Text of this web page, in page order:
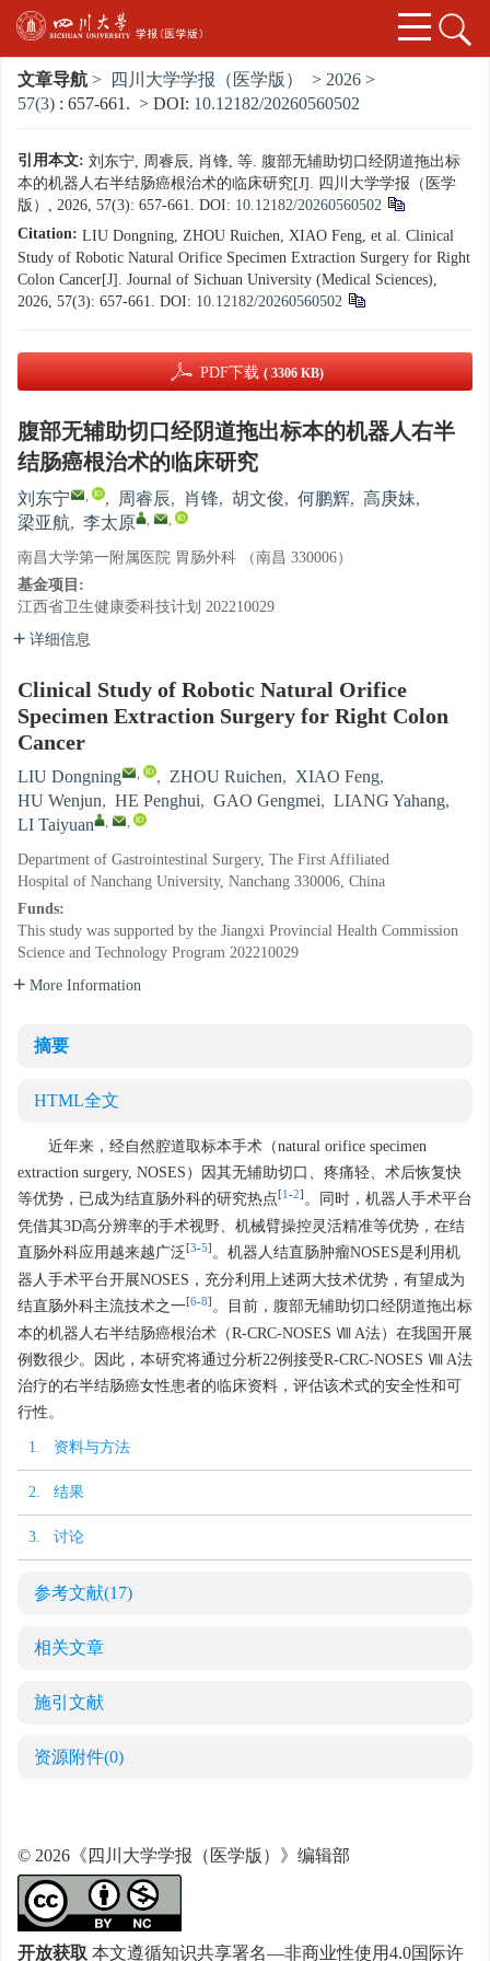
文章导航 > 四川大学学报（医学版） > 2026 >
57(3) : 657-661. > DOI: 10.12182/20260560502
引用本文: 刘东宁, 周睿辰, 肖锋, 等. 腹部无辅助切口经阴道拖出标
本的机器人右半结肠癌根治术的临床研究[J]. 四川大学学报（医学
版）, 2026, 57(3): 657-661. DOI: 10.12182/20260560502
Citation: LIU Dongning, ZHOU Ruichen, XIAO Feng, et al. Clinical
Study of Robotic Natural Orifice Specimen Extraction Surgery for Right
Colon Cancer[J]. Journal of Sichuan University (Medical Sciences),
2026, 57(3): 657-661. DOI: 10.12182/20260560502
PDF下载 ( 3306 KB)
腹部无辅助切口经阴道拖出标本的机器人右半
结肠癌根治术的临床研究
刘东宁 , , 周睿辰, 肖锋, 胡文俊, 何鹏辉, 高庚妹,
梁亚航, 李太原 , ,
南昌大学第一附属医院 胃肠外科 （南昌 330006）
基金项目:
江西省卫生健康委科技计划 202210029
详细信息
Clinical Study of Robotic Natural Orifice
Specimen Extraction Surgery for Right Colon
Cancer
LIU Dongning , , ZHOU Ruichen, XIAO Feng,
HU Wenjun, HE Penghui, GAO Gengmei, LIANG Yahang,
LI Taiyuan
, ,
Department of Gastrointestinal Surgery, The First Affiliated
Hospital of Nanchang University, Nanchang 330006, China
Funds:
This study was supported by the Jiangxi Provincial Health Commission
Science and Technology Program 202210029
More Information
摘要
HTML全文
近年来，经自然腔道取标本手术（natural orifice specimen
extraction surgery, NOSES）因其无辅助切口、疼痛轻、术后恢复快
等优势，已成为结直肠外科的研究热点[1-2] 。同时，机器人手术平台
凭借其3D高分辨率的手术视野、机械臂操控灵活精准等优势，在结
直肠外科应用越来越广泛 [3-5] 。机器人结直肠肿瘤NOSES是利用机
器人手术平台开展NOSES，充分利用上述两大技术优势，有望成为
结直肠外科主流技术之一[6-8] 。目前，腹部无辅助切口经阴道拖出标
本的机器人右半结肠癌根治术（R-CRC-NOSES Ⅷ A法）在我国开展
例数很少。因此，本研究将通过分析22例接受R-CRC-NOSES Ⅷ A法
治疗的右半结肠癌女性患者的临床资料，评估该术式的安全性和可
行性。
1. 资料与方法
2. 结果
3. 讨论
参考文献(17)
相关文章
施引文献
资源附件(0)
© 2026《四川大学学报（医学版）》编辑部
开放获取本文遵循知识共享署名—非商业性使用4.0国际许